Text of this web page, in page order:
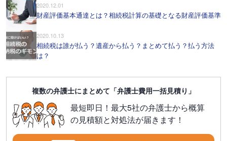
2020.12.01
財産評価基本通達とは？相続税計算の基礎となる財産評価基準
2020.10.13
相続税は誰が払う？遺産から払う？まとめて払う？払う方法
は？
複数の弁護士にまとめて「弁護士費用一括見積り」
最短即日！最大5社の弁護士から概算
の見積額と対処法が届きます！